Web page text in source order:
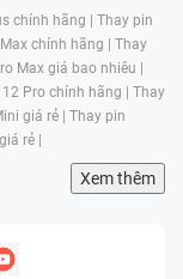
chính hãng | Thay pin
chính hãng | Thay
Max giá bao nhiêu |
Pro chính hãng | Thay
giá rẻ | Thay pin
rẻ |
Xem thêm